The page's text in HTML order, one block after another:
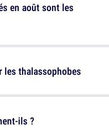
en août sont les
ils ?
thalassophobes